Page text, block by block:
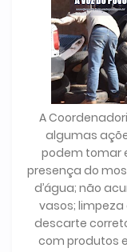
A
algumas
podem tomar
presença do
d’água; não
vasos;
descarte
com produtos